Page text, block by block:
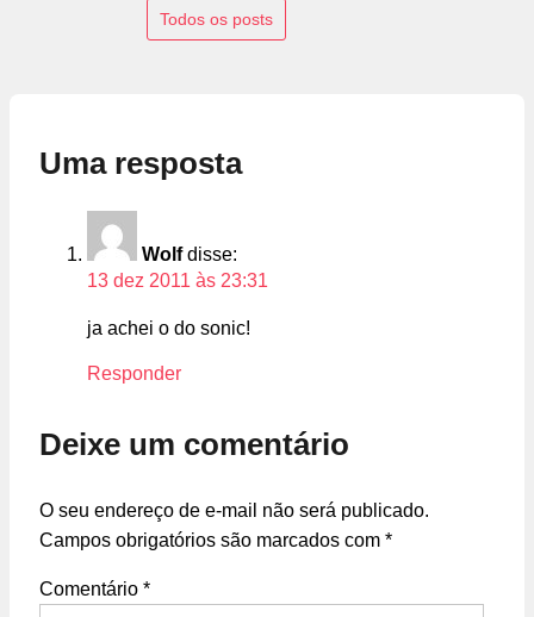
Todos os posts
Uma resposta
Wolf disse:
13 dez 2011 às 23:31
ja achei o do sonic!
Responder
Deixe um comentário
O seu endereço de e-mail não será publicado.
Campos obrigatórios são marcados com *
Comentário *